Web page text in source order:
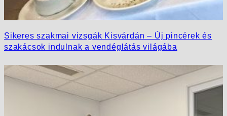
Sikeres szakmai vizsgák Kisvárdán – Új pincérek és
szakácsok indulnak a vendéglátás világába